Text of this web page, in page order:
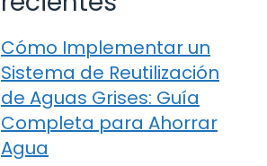
Cómo Implementar un
Sistema de Reutilización
de Aguas Grises: Guía
Completa para Ahorrar
Agua